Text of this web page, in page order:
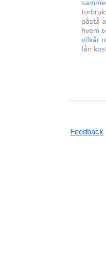
Feedback